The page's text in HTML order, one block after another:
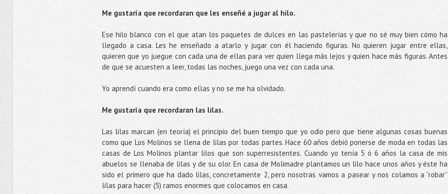
Me gustaría que recordaran que les enseñé a jugar al hilo.
Ese hilo blanco con el que atan los paquetes de dulces en las pastelerías y que no sé muy bien cómo ha
llegado a casa. Les he enseñado a atarlo y jugar con él haciendo figuras. No quieren jugar entre ellas,
quieren que yo juegue con cada una de ellas para ver quien llega más lejos y quien hace más figuras. Antes
de que se acuesten a leer, todas las noches, juego una vez con cada una.
Yo aprendí cuando era como ellas y no se me ha olvidado.
Me gustaría que recordaran las lilas.
Las lilas marcan (en teoría) el principio del buen tiempo que yo odio pero que tiene algunas cosas buenas
como que Los Molinos se llena de lilas por todas partes. Hace 60 años debió ponerse de moda en todas las
casas de Los Molinos plantar lilos que son superresistentes. Cuando yo tenía 5 ó 6 años la casa de mis
abuelos se llenaba de lilas y de su olor. En casa de Molimadre plantamos un lilo hace unos años y éste ha
sido el primero que ha dado lilas, concretamente 2, pero nosotras vamos a pasear y nos colamos a “robar”
lilas para hacer (5) ramos enormes que colocamos en casa.